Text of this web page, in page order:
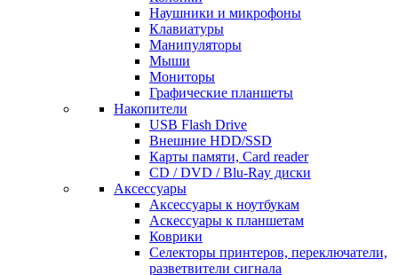
Наушники и микрофоны
Клавиатуры
Манипуляторы
Мыши
Мониторы
Графические планшеты
Накопители
USB Flash Drive
Внешние HDD/SSD
Карты памяти, Card reader
CD / DVD / Blu-Ray диски
Аксессуары
Аксессуары к ноутбукам
Аскессуары к планшетам
Коврики
Селекторы принтеров, переключатели,
разветвители сигнала